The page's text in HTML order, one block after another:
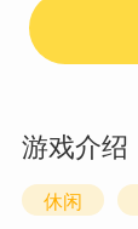
游戏介绍
休闲